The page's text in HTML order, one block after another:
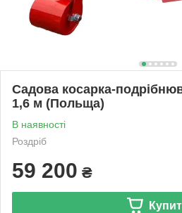
Садова косарка-
1,6 м (Польща)
В наявності
Роздріб
59 200 ₴